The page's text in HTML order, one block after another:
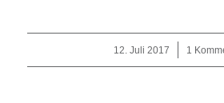
12. Juli 2017 1